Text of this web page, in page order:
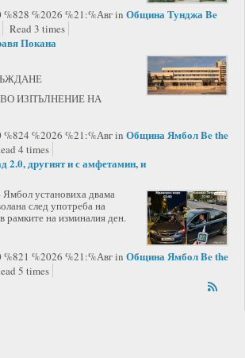
%2026 %21:%Авгin Община ТунджаBe
Read 3 times
Покана
ИЗПЪЛНЕНИЕ НА
%2026 %21:%Авгin Община ЯмболBe the
4 times
2.0, другият и с амфетамин, и
установиха двама
след употреба на
рамките на изминалия ден.
%2026 %21:%Авгin Община ЯмболBe the
5 times